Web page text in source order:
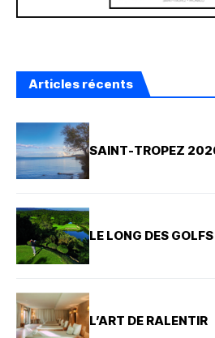
Articles récents
SAINT-TROPEZ
LE LONG DES
L’ART DE RALENTIR